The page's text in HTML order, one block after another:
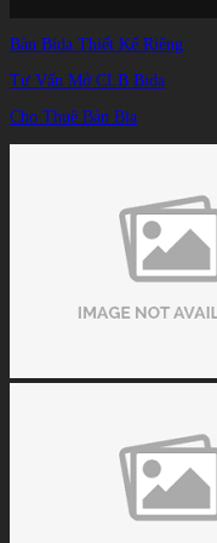
Bàn Bida Thiết Kế Riêng
Tư Vấn Mở CLB Bida
Cho Thuê Bàn Bia